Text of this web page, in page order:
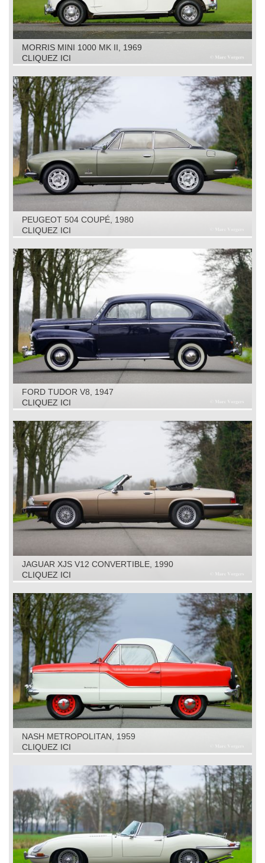
MORRIS MINI 1000 MK II, 1969
CLIQUEZ ICI
PEUGEOT 504 COUPÉ, 1980
CLIQUEZ ICI
FORD TUDOR V8, 1947
CLIQUEZ ICI
JAGUAR XJS V12 CONVERTIBLE, 1990
CLIQUEZ ICI
NASH METROPOLITAN, 1959
CLIQUEZ ICI